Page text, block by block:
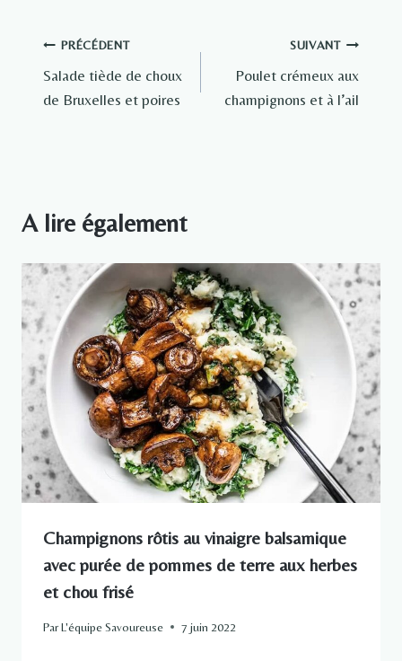
Navigation
de
PRÉCÉDENT
Salade tiède de choux
de Bruxelles et poires
SUIVANT
Poulet crémeux aux
champignons et à l’ail
A lire également
Champignons rôtis au vinaigre balsamique
avec purée de pommes de terre aux herbes
et chou frisé
ParL'équipe Savoureuse 7 juin 2022